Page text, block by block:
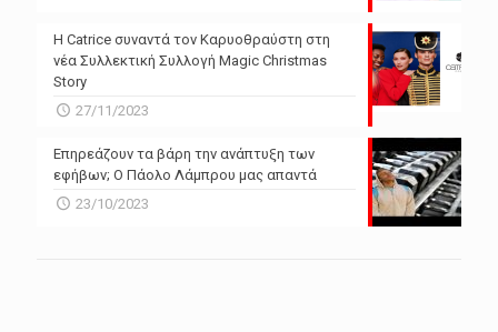
Η Catrice συναντά τον Καρυοθραύστη στη
νέα Συλλεκτική Συλλογή Magic Christmas
Story
27/11/2023
Επηρεάζουν τα βάρη την ανάπτυξη των
εφήβων; Ο Πάολο Λάμπρου μας απαντά
23/10/2023